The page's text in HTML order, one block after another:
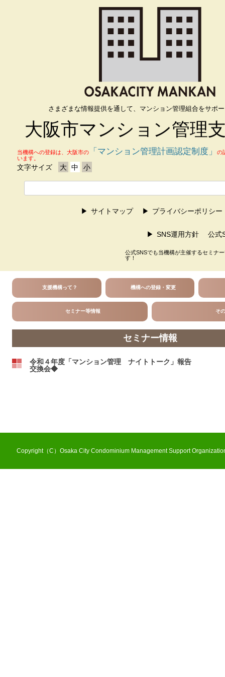
さまざまな情報提供を通して、マンション管理組合をサポ
大阪市マンション管理
当機構への登録は、大阪市の 「マンション管理計画認定制度」
の
います。
文字サイズ 大 中 小
サイトマップ プライバシーポリシー
SNS運用方針 公式
公式SNSでも当機構が主催するセミナ
す！
支援機構って？ 機構への登録・変更
セミナー等情報 そ
セミナー情報
令和４年度「マンション管理 ナイトトーク」報告
交換会◆
Copyright（C）Osaka City Condominium Management Support